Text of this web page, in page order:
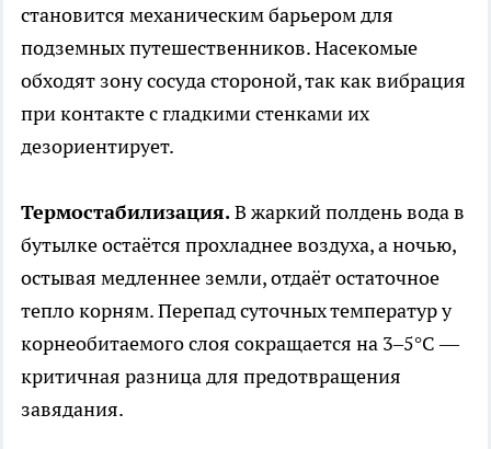
становится механическим барьером для
подземных путешественников. Насекомые
обходят зону сосуда стороной, так как вибрация
при контакте с гладкими стенками их
дезориентирует.
Термостабилизация.В жаркий полдень вода в
бутылке остаётся прохладнее воздуха, а ночью,
остывая медленнее земли, отдаёт остаточное
тепло корням. Перепад суточных температур у
корнеобитаемого слоя сокращается на 3–5°C —
критичная разница для предотвращения
завядания.